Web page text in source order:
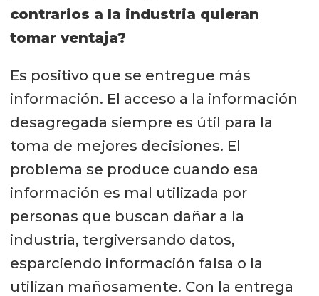
contrarios a la industria quieran
tomar ventaja?
Es positivo que se entregue más
información. El acceso a la información
desagregada siempre es útil para la
toma de mejores decisiones. El
problema se produce cuando esa
información es mal utilizada por
personas que buscan dañar a la
industria, tergiversando datos,
esparciendo información falsa o la
utilizan mañosamente. Con la entrega